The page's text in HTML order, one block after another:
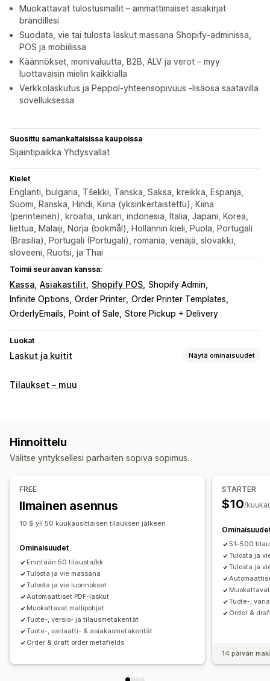
Muokattavat tulostusmallit – ammattimaiset asiakirjat
brändillesi
Suodata, vie tai tulosta laskut massana Shopify-adminissa,
POS ja mobiilissa
Käännökset, monivaluutta, B2B, ALV ja verot – myy
luottavaisin mielin kaikkialla
Verkkolaskutus ja Peppol-yhteensopivuus -lisäosa saatavilla
sovelluksessa
Suosittu samankaltaisissa kaupoissa
Sijaintipaikka Yhdysvallat
Kielet
Englanti, bulgaria, Tšekki, Tanska, Saksa, kreikka, Espanja,
Suomi, Ranska, Hindi, Kiina (yksinkertaistettu), Kiina
(perinteinen), kroatia, unkari, indonesia, Italia, Japani, Korea,
liettua, Malaiji, Norja (bokmål), Hollannin kieli, Puola, Portugali
(Brasilia), Portugali (Portugali), romania, venäjä, slovakki,
sloveeni, Ruotsi, ja Thai
Toimii seuraavan kanssa:
Kassa Asiakastilit Shopify POS Shopify Admin
Infinite Options Order Printer Order Printer Templates
OrderlyEmails
Point of Sale Store Pickup + Delivery
Luokat
Laskut ja kuitit Näytä ominaisuudet
Asiakirjatyypit
Mukautukset
Verojen laskeminen
Monta valuuttaa
Tiedostojen hallinnointi
Tulostus ja vienti Tietoturva Peräkkäinen numerointi
Tilaukset – muu
Hinnoittelu
Valitse yrityksellesi parhaiten sopiva sopimus.
FREE
Ilmainen asennus
10 $ yli 50 kuukausittaisen tilauksen jälkeen
Ominaisuudet
Enintään 50 tilausta/kk
Tulosta ja vie massana
Tulosta ja vie luonnokset
Automaattiset PDF-laskut
Muokattavat mallipohjat
Tuote-, versio- ja tilausmetakentät
Tuote-, variaatti- & asiakasmetakentät
Order & draft order metafields
STARTER
$10/
51–500
Tulosta ja
Tulosta ja
Tuote-,
Order &
14 päivän